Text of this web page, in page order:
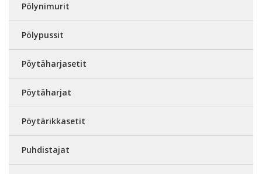
Pölynimurit
Pölypussit
Pöytäharjasetit
Pöytäharjat
Pöytärikkasetit
Puhdistajat